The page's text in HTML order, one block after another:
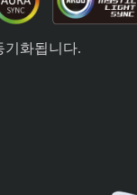
기화됩니다.